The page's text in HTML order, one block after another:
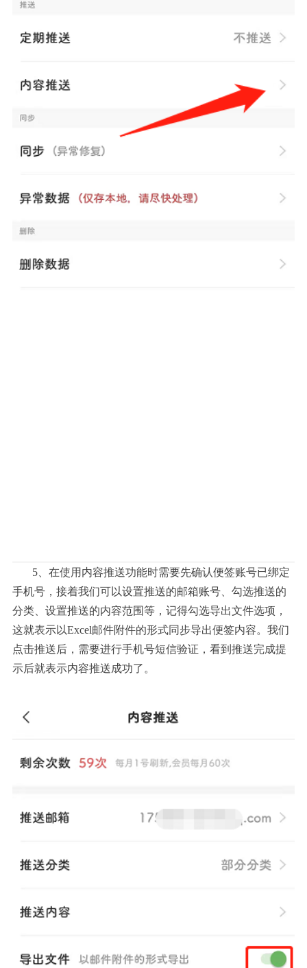
5、在使用内容推送功能时需要先确认便签账号已绑定
手机号，接着我们可以设置推送的邮箱账号、勾选推送的
分类、设置推送的内容范围等，记得勾选导出文件选项，
这就表示以Excel邮件附件的形式同步导出便签内容。我们
点击推送后，需要进行手机号短信验证，看到推送完成提
示后就表示内容推送成功了。